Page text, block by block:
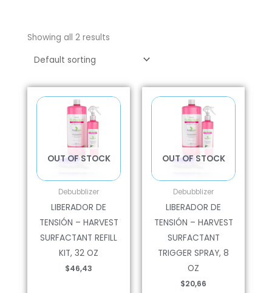
Showing all 2 results
OUT OF STOCK
Debubblizer
LIBERADOR DE
TENSIÓN – HARVEST
SURFACTANT REFILL
KIT, 32 OZ
$46,43
OUT OF STOCK
Debubblizer
LIBERADOR DE
TENSIÓN – HARVEST
SURFACTANT
TRIGGER SPRAY, 8
OZ
$20,66